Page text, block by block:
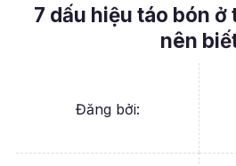
7 dấu hiệu táo bón ở
nên
Đăng bởi: